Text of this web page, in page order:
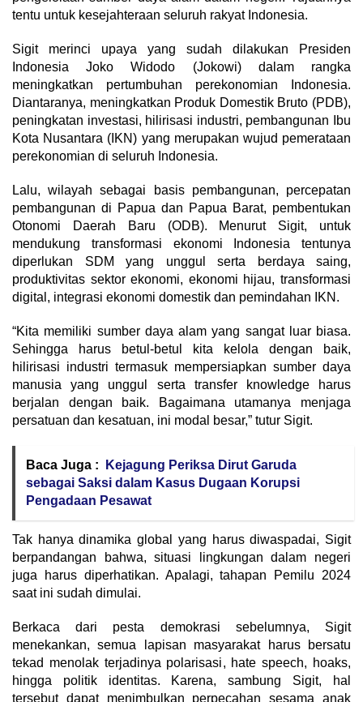
tentu untuk kesejahteraan seluruh rakyat Indonesia.
Sigit merinci upaya yang sudah dilakukan Presiden
Indonesia Joko Widodo (Jokowi) dalam rangka
meningkatkan pertumbuhan perekonomian Indonesia.
Diantaranya, meningkatkan Produk Domestik Bruto (PDB),
peningkatan investasi, hilirisasi industri, pembangunan Ibu
Kota Nusantara (IKN) yang merupakan wujud pemerataan
perekonomian di seluruh Indonesia.
Lalu, wilayah sebagai basis pembangunan, percepatan
pembangunan di Papua dan Papua Barat, pembentukan
Otonomi Daerah Baru (ODB). Menurut Sigit, untuk
mendukung transformasi ekonomi Indonesia tentunya
diperlukan SDM yang unggul serta berdaya saing,
produktivitas sektor ekonomi, ekonomi hijau, transformasi
digital, integrasi ekonomi domestik dan pemindahan IKN.
“Kita memiliki sumber daya alam yang sangat luar biasa.
Sehingga harus betul-betul kita kelola dengan baik,
hilirisasi industri termasuk mempersiapkan sumber daya
manusia yang unggul serta transfer knowledge harus
berjalan dengan baik. Bagaimana utamanya menjaga
persatuan dan kesatuan, ini modal besar,” tutur Sigit.
Baca Juga :
Kejagung Periksa Dirut Garuda
sebagai Saksi dalam Kasus Dugaan Korupsi
Pengadaan Pesawat
Tak hanya dinamika global yang harus diwaspadai, Sigit
berpandangan bahwa, situasi lingkungan dalam negeri
juga harus diperhatikan. Apalagi, tahapan Pemilu 2024
saat ini sudah dimulai.
Berkaca dari pesta demokrasi sebelumnya, Sigit
menekankan, semua lapisan masyarakat harus bersatu
tekad menolak terjadinya polarisasi, hate speech, hoaks,
hingga politik identitas. Karena, sambung Sigit, hal
tersebut dapat menimbulkan perpecahan sesama anak